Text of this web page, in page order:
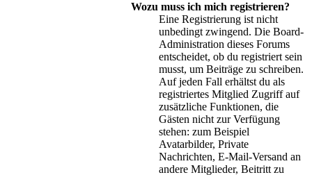
Wozu muss ich mich registrieren?
Eine Registrierung ist nicht
unbedingt zwingend. Die Board-
Administration dieses Forums
entscheidet, ob du registriert sein
musst, um Beiträge zu schreiben.
Auf jeden Fall erhältst du als
registriertes Mitglied Zugriff auf
zusätzliche Funktionen, die
Gästen nicht zur Verfügung
stehen: zum Beispiel
Avatarbilder, Private
Nachrichten, E-Mail-Versand an
andere Mitglieder, Beitritt zu